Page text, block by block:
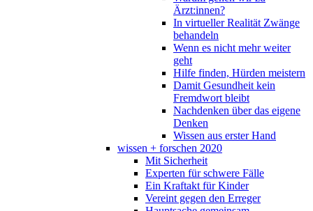
Ärzt:innen?
In virtueller Realität Zwänge
behandeln
Wenn es nicht mehr weiter
geht
Hilfe finden, Hürden meistern
Damit Gesundheit kein
Fremdwort bleibt
Nachdenken über das eigene
Denken
Wissen aus erster Hand
wissen + forschen 2020
Mit Sicherheit
Experten für schwere Fälle
Ein Kraftakt für Kinder
Vereint gegen den Erreger